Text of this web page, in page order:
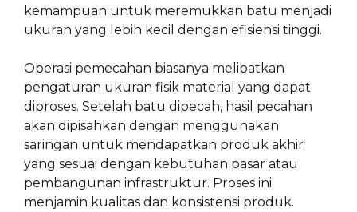
kemampuan untuk meremukkan batu menjadi
ukuran yang lebih kecil dengan efisiensi tinggi.
Operasi pemecahan biasanya melibatkan
pengaturan ukuran fisik material yang dapat
diproses. Setelah batu dipecah, hasil pecahan
akan dipisahkan dengan menggunakan
saringan untuk mendapatkan produk akhir
yang sesuai dengan kebutuhan pasar atau
pembangunan infrastruktur. Proses ini
menjamin kualitas dan konsistensi produk.